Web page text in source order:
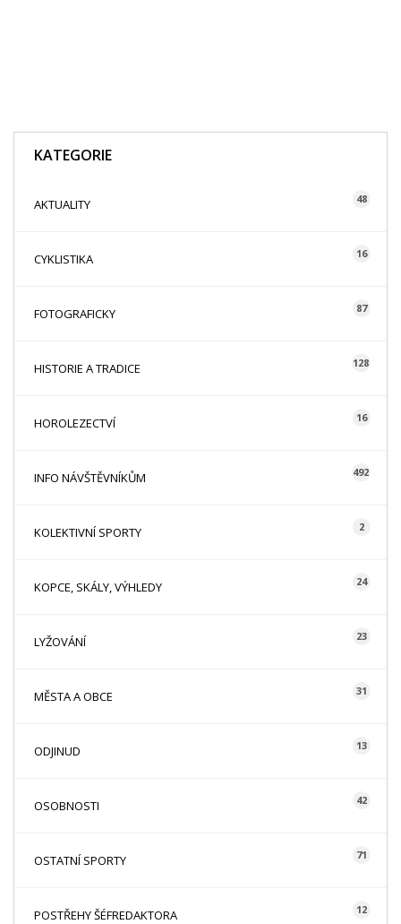
KATEGORIE
AKTUALITY 48
CYKLISTIKA 16
FOTOGRAFICKY 87
HISTORIE A TRADICE 128
HOROLEZECTVÍ 16
INFO NÁVŠTĚVNÍKŮM 492
KOLEKTIVNÍ SPORTY 2
KOPCE, SKÁLY, VÝHLEDY 24
LYŽOVÁNÍ 23
MĚSTA A OBCE 31
ODJINUD 13
OSOBNOSTI 42
OSTATNÍ SPORTY 71
POSTŘEHY ŠÉFREDAKTORA 12